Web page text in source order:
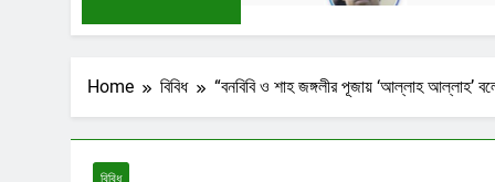
Home বিবিধ “বনবিবি ও শাহ জঙ্গলীর পূজায় ‘আল্লাহ আল্লাহ’
বিবিধ